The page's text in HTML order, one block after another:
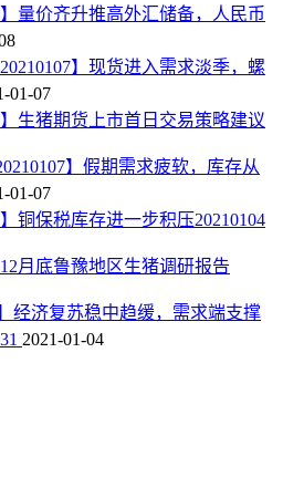
】量价齐升推高外汇储备，人民币
】现货进入需求淡季，螺
01-07
】生猪期货上市首日交易策略建议
】假期需求疲软，库存从
01-07
铜保税库存进一步积压20210104
12月底鲁豫地区生猪调研报告
经济复苏稳中趋缓，需求端支撑
2021-01-04